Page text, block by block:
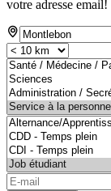
votre adresse email!